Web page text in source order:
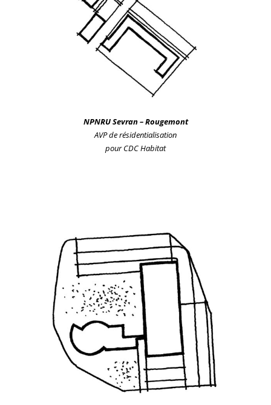
NPNRUSevran – Rougemont
AVP de résidentialisation
pour CDC Habitat